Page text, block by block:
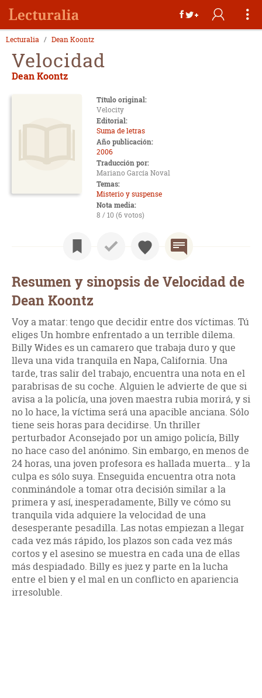
Lecturalia Dean Koontz
Velocidad
Dean Koontz
Título original:
Velocity
Editorial:
Suma de letras
Año publicación:
2006
Traducción por:
Mariano García Noval
Temas:
Misterio y suspense
Nota media:
8 / 10 (6 votos)
Resumen y sinopsis de Velocidad de
Dean Koontz
Voy a matar: tengo que decidir entre dos víctimas. Tú
eliges Un hombre enfrentado a un terrible dilema.
Billy Wides es un camarero que trabaja duro y que
lleva una vida tranquila en Napa, California. Una
tarde, tras salir del trabajo, encuentra una nota en el
parabrisas de su coche. Alguien le advierte de que si
avisa a la policía, una joven maestra rubia morirá, y si
no lo hace, la víctima será una apacible anciana. Sólo
tiene seis horas para decidirse. Un thriller
perturbador Aconsejado por un amigo policía, Billy
no hace caso del anónimo. Sin embargo, en menos de
24 horas, una joven profesora es hallada muerta… y la
culpa es sólo suya. Enseguida encuentra otra nota
conminándole a tomar otra decisión similar a la
primera y así, inesperadamente, Billy ve cómo su
tranquila vida adquiere la velocidad de una
desesperante pesadilla. Las notas empiezan a llegar
cada vez más rápido, los plazos son cada vez más
cortos y el asesino se muestra en cada una de ellas
más despiadado. Billy es juez y parte en la lucha
entre el bien y el mal en un conflicto en apariencia
irresoluble.